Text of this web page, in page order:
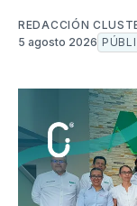
REDACCIÓN
5 agosto 2026